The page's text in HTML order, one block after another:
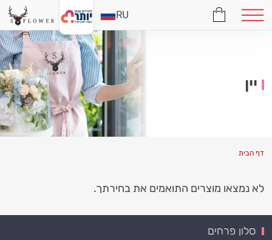
יין
דף הבית
לא נמצאו מוצרים התואמים את בחירתך.
סלון פרחים
RU